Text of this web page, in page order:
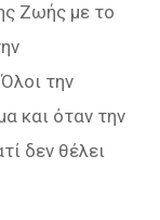
Ζωής με το
την
και όταν την
δεν θέλει